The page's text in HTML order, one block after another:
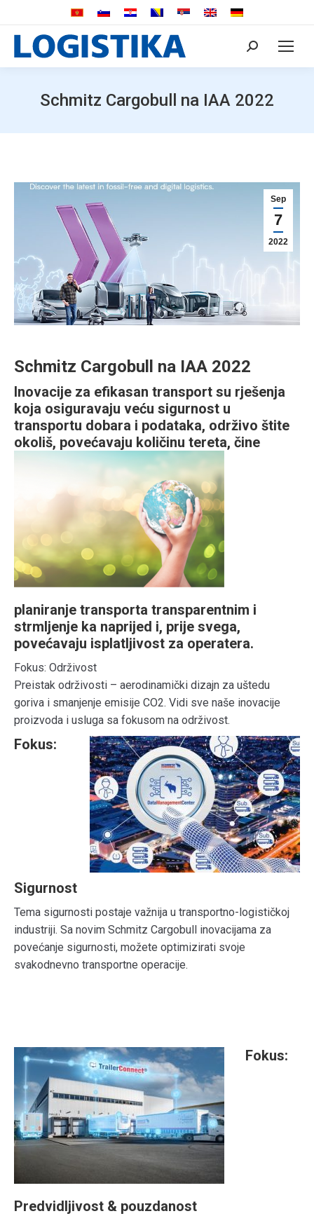
Search:
Schmitz Cargobull na IAA 2022
Sep
7
2022
Schmitz Cargobull na IAA 2022
Inovacije za efikasan transport su rješenja
koja osiguravaju veću sigurnost u
transportu dobara i podataka, održivo štite
okoliš, povećavaju količinu tereta, čine
planiranje transporta transparentnim i
strmljenje ka naprijed i, prije svega,
povećavaju isplatljivost za operatera.
Fokus: Održivost
Preistak održivosti – aerodinamički dizajn za uštedu
goriva i smanjenje emisije CO2. Vidi sve naše inovacije
proizvoda i usluga sa fokusom na održivost.
Fokus:
Sigurnost
Tema sigurnosti postaje važnija u transportno-logističkoj
industriji. Sa novim Schmitz Cargobull inovacijama za
povećanje sigurnosti, možete optimizirati svoje
svakodnevno transportne operacije.
Fokus:
Predvidljivost & pouzdanost